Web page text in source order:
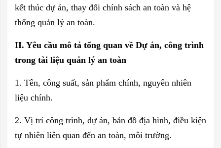
kết thúc dự án, thay đổi chính sách an toàn và hệ
thống quản lý an toàn.
II. Yêu cầu mô tả tổng quan về Dự án, công trình
trong tài liệu quản lý an toàn
1. Tên, công suất, sản phẩm chính, nguyên nhiên
liệu chính.
2. Vị trí công trình, dự án, bản đồ địa hình, điều kiện
tự nhiên liên quan đến an toàn, môi trường.